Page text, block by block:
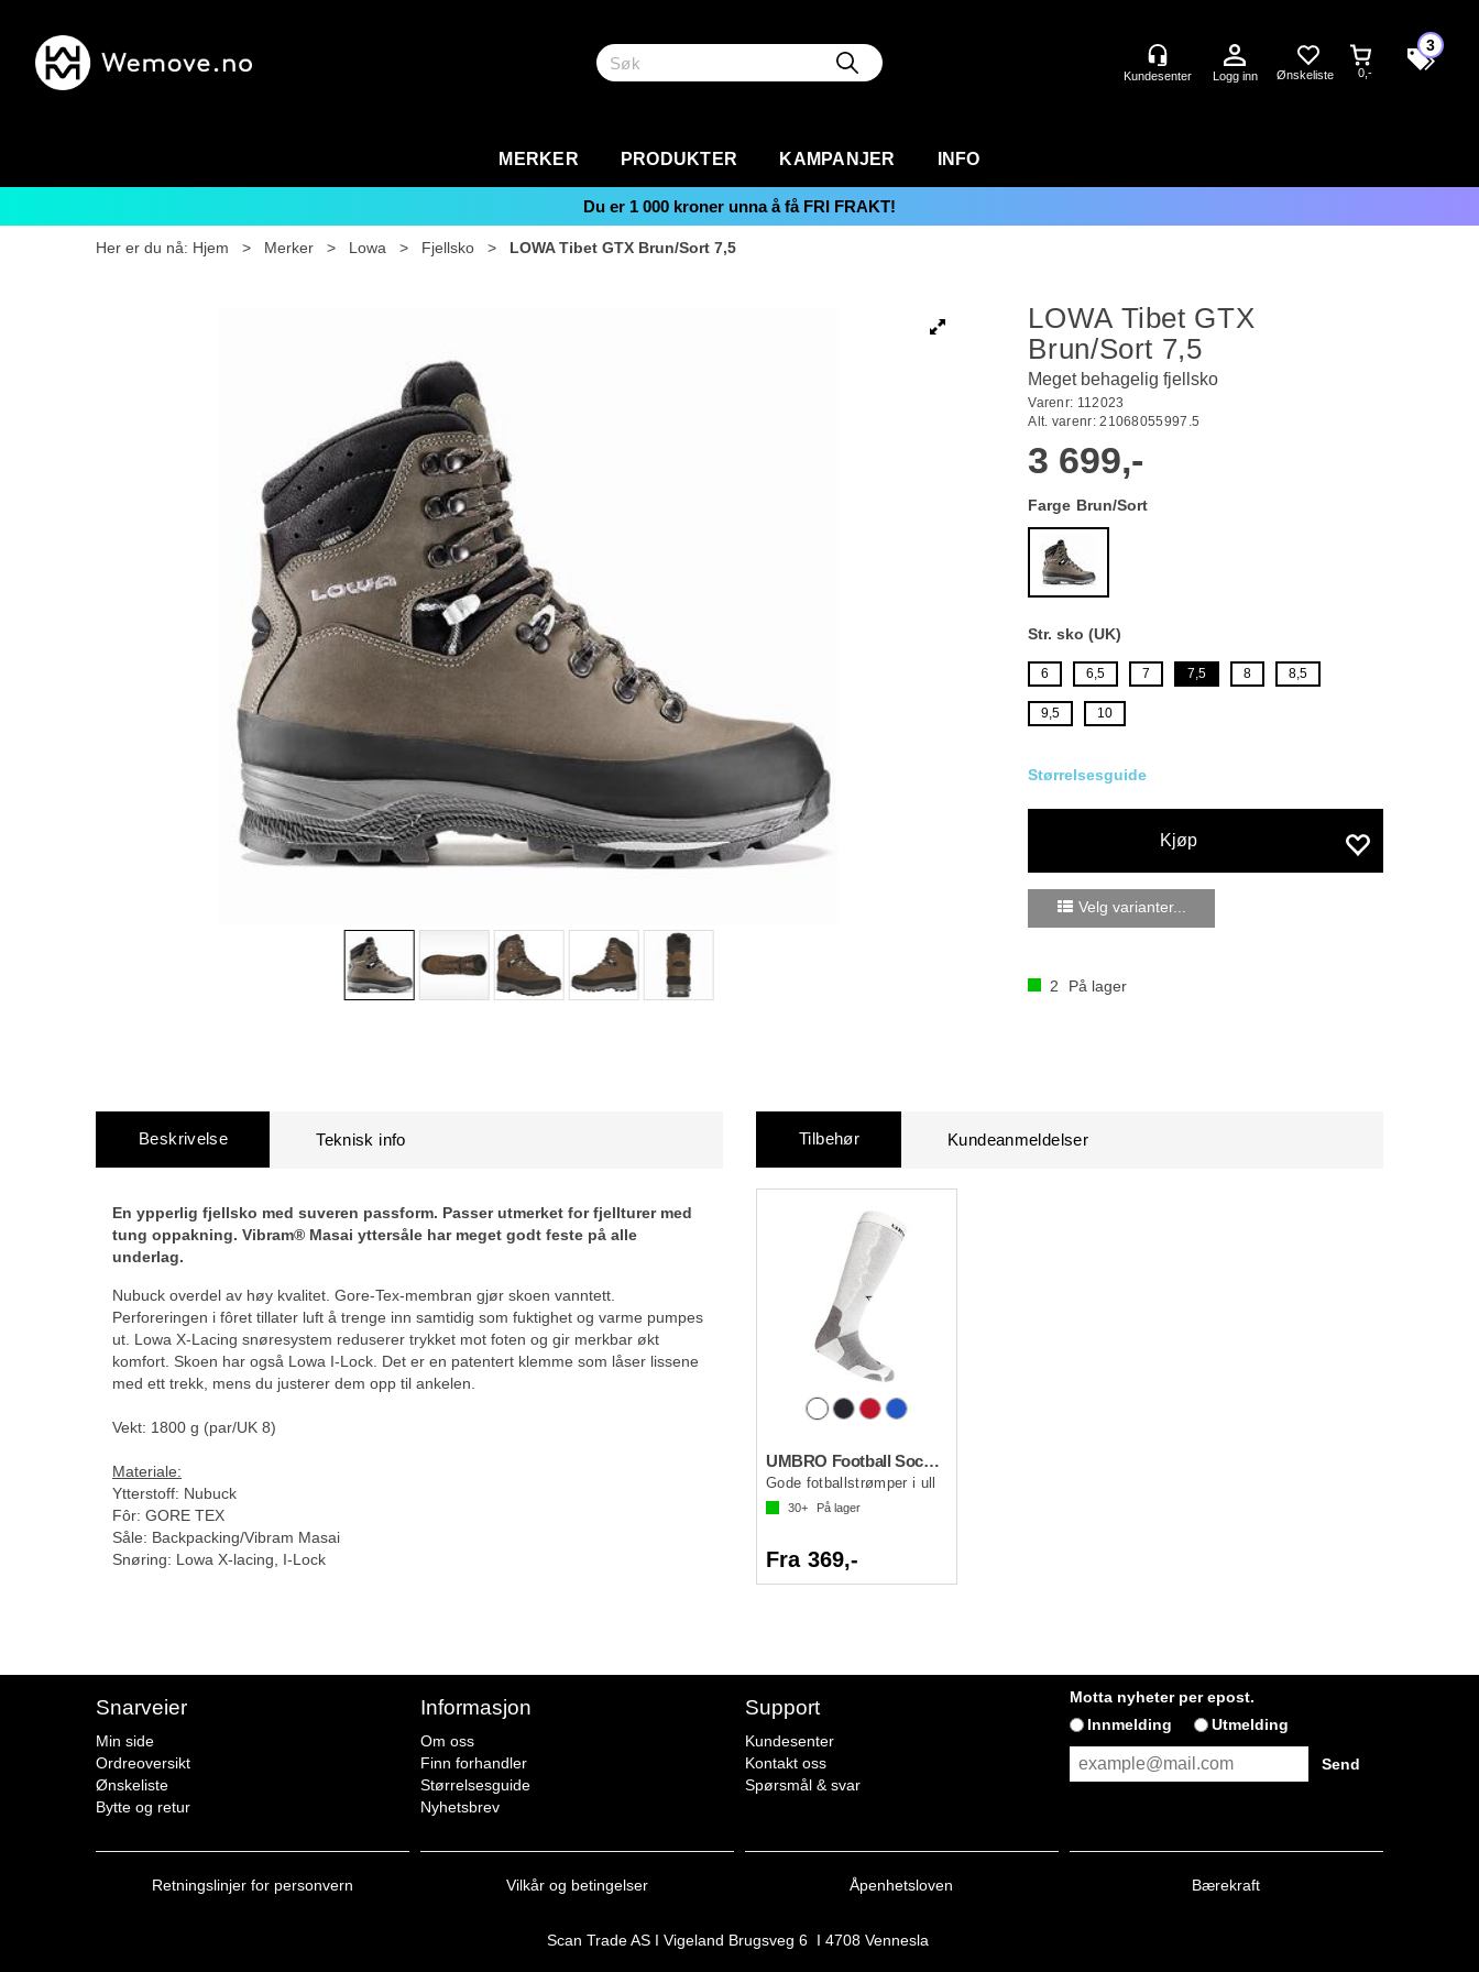
Logg inn 0,-
3
MERKER PRODUKTER KAMPANJER INFO
Du er 1 000 kroner unna å få FRI FRAKT!
Her er du nå: Hjem > Merker > Lowa > Fjellsko > LOWA Tibet GTX Brun/Sort 7,5
LOWA Tibet GTX
Brun/Sort 7,5
Meget behagelig fjellsko
Varenr: 112023
Alt. varenr:21068055997.5
3 699,-
Farge Brun/Sort
Str. sko (UK)
6 6,5 7 7,5 8 8,5
9,5 10
Størrelsesguide
Kjøp
Velg varianter...
2 På lager
Beskrivelse
En ypperlig fjellsko med suveren passform. Passer utmerket for fjellturer med
tung oppakning. Vibram® Masai yttersåle har meget godt feste på alle
underlag.
Nubuck overdel av høy kvalitet. Gore-Tex-membran gjør skoen vanntett.
Perforeringen i fôret tillater luft å trenge inn samtidig som fuktighet og varme pumpes
ut. Lowa X-Lacing snøresystem reduserer trykket mot foten og gir merkbar økt
komfort. Skoen har også Lowa I-Lock. Det er en patentert klemme som låser lissene
med ett trekk, mens du justerer dem opp til ankelen.
Vekt: 1800 g (par/UK 8)
Materiale:
Ytterstoff: Nubuck
Fôr: GORE TEX
Såle: Backpacking/Vibram Masai
Snøring: Lowa X-lacing, I-Lock
Tilbehør Kundeanmeldelser
UMBRO Football Sock Wool
Gode fotballstrømper i ull
30+ På lager
Fra 369,-
Snarveier
Min side
Ordreoversikt
Ønskeliste
Bytte og retur
Informasjon
Om oss
Finn forhandler
Størrelsesguide
Nyhetsbrev
Support
Kundesenter
Kontakt oss
Spørsmål & svar
Motta nyheter per epost.
Innmelding
Utmelding
Retningslinjer for personvern Vilkår og betingelser Åpenhetsloven Bærekraft
Scan Trade AS I Vigeland Brugsveg 6 I 4708 Vennesla